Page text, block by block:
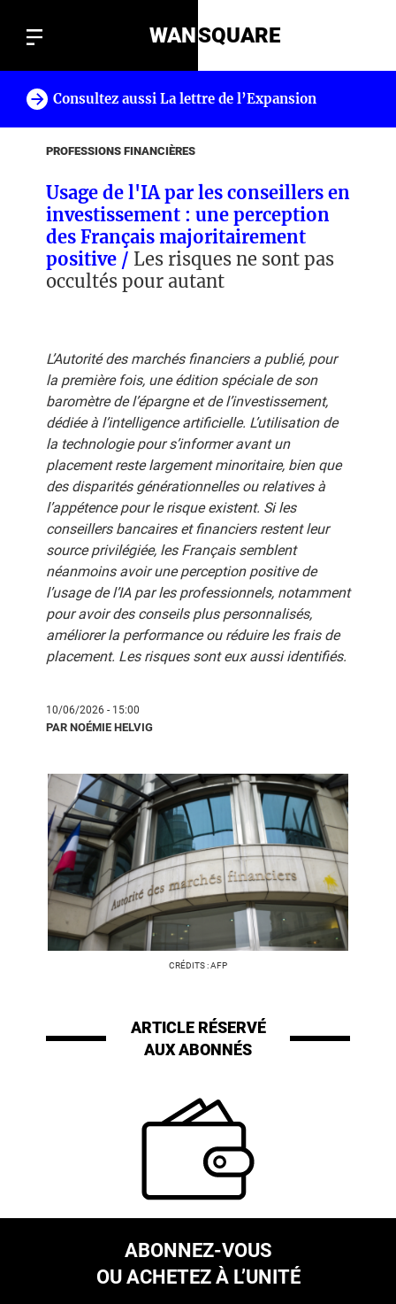
WANSQUARE
Consultez aussi La lettre de l’Expansion
PROFESSIONS FINANCIÈRES
Usage de l'IA par les conseillers en
investissement : une perception
des Français majoritairement
positive / Les risques ne sont pas
occultés pour autant
L’Autorité des marchés financiers a publié, pour
la première fois, une édition spéciale de son
baromètre de l’épargne et de l’investissement,
dédiée à l’intelligence artificielle. L’utilisation de
la technologie pour s’informer avant un
placement reste largement minoritaire, bien que
des disparités générationnelles ou relatives à
l’appétence pour le risque existent. Si les
conseillers bancaires et financiers restent leur
source privilégiée, les Français semblent
néanmoins avoir une perception positive de
l’usage de l’IA par les professionnels, notamment
pour avoir des conseils plus personnalisés,
améliorer la performance ou réduire les frais de
placement. Les risques sont eux aussi identifiés.
10/06/2026 - 15:00
PAR NOÉMIE HELVIG
CRÉDITS : AFP
ARTICLE RÉSERVÉ
AUX ABONNÉS
ABONNEZ-VOUS
OU ACHETEZ À L’UNITÉ